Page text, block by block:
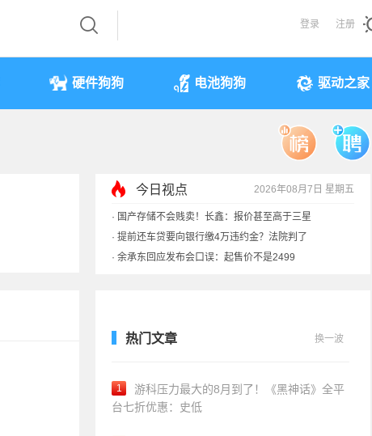
登录 注册
硬件狗狗 电池狗狗 驱动之家
今日视点 2026年08月7日 星期五
余承东回应发布会口误：起售价不是2499
奥迪斥巨资打造的电子门把手 CEO试驾后叫停
国产存储不会贱卖！长鑫：报价甚至高于三星
热门文章 换一波
1
游科压力最大的8月到了！《黑神话》全平
台七折优惠：史低